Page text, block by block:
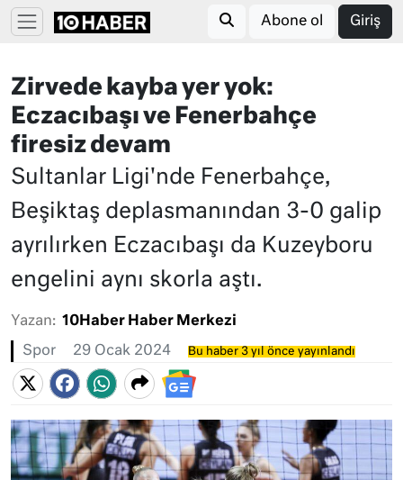
Abone ol Giriş
Zirvede kayba yer yok:
Eczacıbaşı ve Fenerbahçe
firesiz devam
Sultanlar Ligi'nde Fenerbahçe,
Beşiktaş deplasmanından 3-0 galip
ayrılırken Eczacıbaşı da Kuzeyboru
engelini aynı skorla aştı.
Yazan: 10Haber Haber Merkezi
Spor 29 Ocak 2024 Bu haber 3 yıl önce yayınlandı